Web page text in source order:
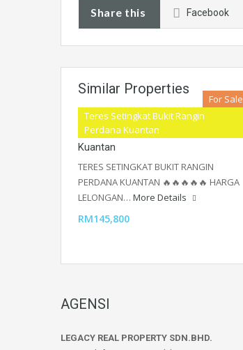
Share this Facebook
Similar Properties
Teres Setingkat Bukit Rangin
Perdana Kuantan
For Sale
Teres Setingkat Bukit Rangin Perdana
Kuantan
TERES SETINGKAT BUKIT RANGIN
PERDANA KUANTAN 🔥🔥🔥🔥🔥 HARGA
LELONGAN… More Details
RM145,800
AGENSI
LEGACY REAL PROPERTY SDN.BHD.